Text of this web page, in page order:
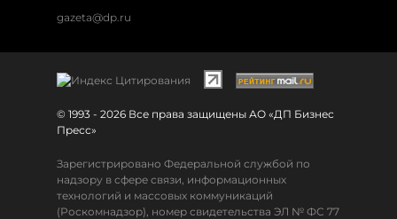
gazeta@dp.ru
© 1993 - 2026 Все права защищены АО «ДП Бизнес
Пресс»
Зарегистрировано Федеральной службой по
надзору в сфере связи, информационных
технологий и массовых коммуникаций
(Роскомнадзор), номер свидетельства ЭЛ № ФС 77